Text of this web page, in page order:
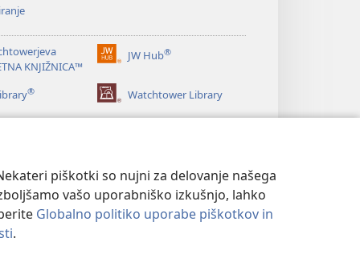
piškotki so nujni za delovanje našega
vašo uporabniško izkušnjo, lahko
Globalno politiko uporabe piškotkov in
.
KNJIŽNICA™
JW Hub®
(odpre
okno)
® Watchtower Library